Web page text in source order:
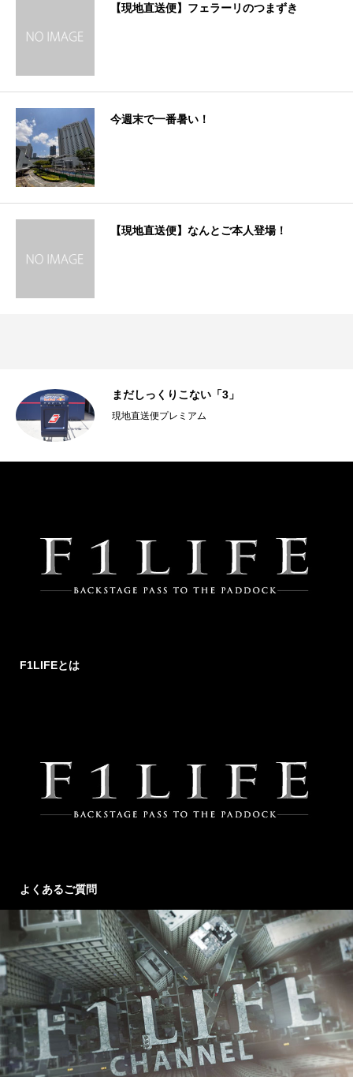
【現地直送便】フェラーリのつまずき
今週末で一番暑い！
【現地直送便】なんとご本人登場！
まだしっくりこない「3」
現地直送便プレミアム
F1LIFEとは
よくあるご質問